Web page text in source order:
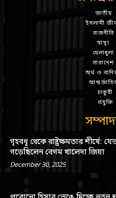
জাতীয়
ইসলামী
রাজনীতি
স্বাস্থ্য
খেলাধুলা
সারাদেশ
অর্থ ও
চাকুরী
প্রযুক্তি
গৃহবধূ থেকে রাষ্ট্রক্ষমতার শীর্ষে:
গড়েছিলেন বেগম খালেদা জিয়া
December 30, 2025